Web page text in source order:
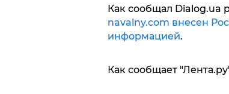
Как сообщал Dialog.ua
navalny.com внесен
информацией.
Как сообщает